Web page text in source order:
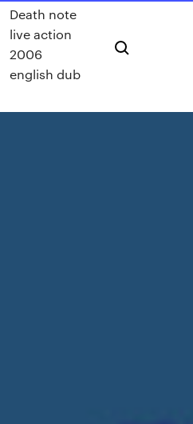
Death note
live action
2006
english dub